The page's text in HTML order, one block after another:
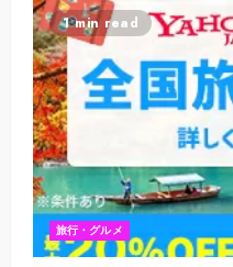
1 min read
旅行・グルメ